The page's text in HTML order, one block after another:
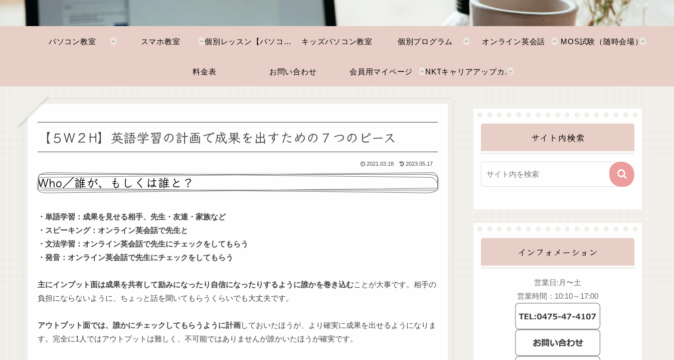
パソコン教室 スマホ教室 個別レッスン【パソコン・スマホ】 キッズパソコン教室 個別プログラム オンライン英会話 MOS試験（随時会場）
料金表 お問い合わせ 会員用マイページ NKTキャリアアップカレッジ
【５W２H】英語学習の計画で成果を出すための７つのピース
2021.03.18 2023.05.17
Who／誰が、もしくは誰と？
・単語学習：成果を見せる相手、先生・友達・家族など
・スピーキング：オンライン英会話で先生と
・文法学習：オンライン英会話で先生にチェックをしてもらう
・発音：オンライン英会話で先生にチェックをしてもらう
主にインプット面は成果を共有して励みになったり自信になったりするように誰かを巻き込むことが大事です。相手の
負担にならないように、ちょっと話を聞いてもらうくらいでも大丈夫です。
アウトプット面では、誰かにチェックしてもらうように計画しておいたほうが、より確実に成果を出せるようになりま
す。完全に1人ではアウトプットは難しく、不可能ではありませんが誰かいたほうが確実です。
サイト内検索
インフォメーション
営業日:月〜土
営業時間：10:10～17:00